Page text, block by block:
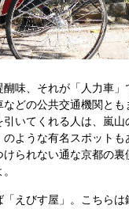
味、それが「人力車」
どの公共交通機関とも
いてくれる人は、嵐山
のような有名スポット
けられない通な京都の
えびす屋」。こちらは